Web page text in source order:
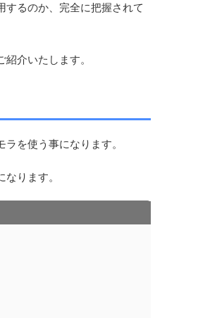
するのか、完全に把握されて
介いたします。
を使う事になります。
ります。